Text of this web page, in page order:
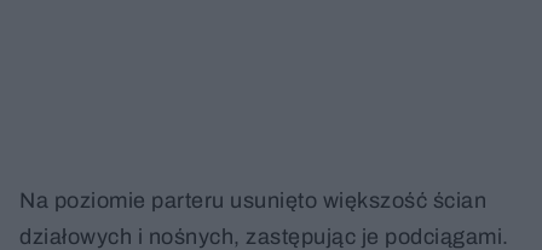
Na poziomie parteru usunięto większość ścian
działowych i nośnych, zastępując je podciągami.